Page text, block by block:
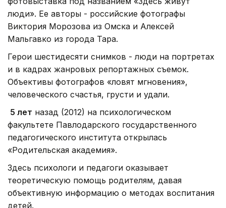
люди». Ее авторы - российские фотографы
Виктория Морозова из Омска и Алексей
Мальгавко из города Тара.
Герои шестидесяти снимков - люди на портретах
и в кадрах жанровых репортажных съемок.
Объективы фотографов «ловят мгновения»,
человеческого счастья, грусти и удали.
5 лет назад (2012) на психологическом
факультете Павлодарского государственного
педагогического института открылась
«Родительская академия».
Здесь психологи и педагоги оказывает
теоретическую помощь родителям, давая
объективную информацию о методах воспитания
детей.